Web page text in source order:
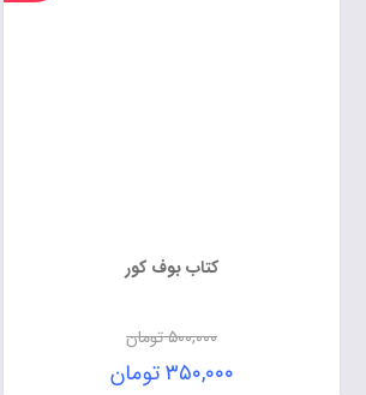
کتاب بوف کور
۵۰۰,۰۰۰تومان
۳۵۰,۰۰۰تومان